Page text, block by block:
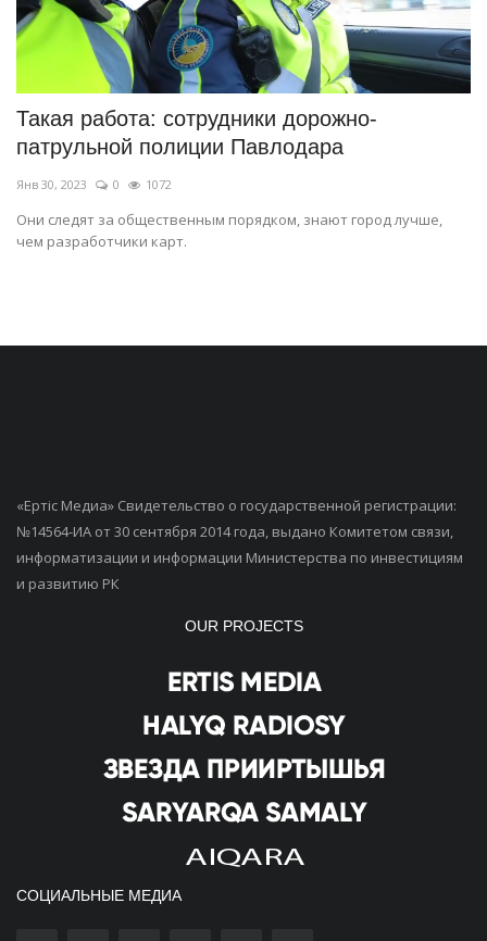
Такая работа: сотрудники дорожно-
патрульной полиции Павлодара
Янв 30, 2023 0 1072
Они следят за общественным порядком, знают город лучше,
чем разработчики карт.
«Ертiс Медиа» Свидетельство о государственной регистрации:
№14564-ИА от 30 сентября 2014 года, выдано Комитетом связи,
информатизации и информации Министерства по инвестициям
и развитию РК
OUR PROJECTS
СОЦИАЛЬНЫЕ МЕДИА